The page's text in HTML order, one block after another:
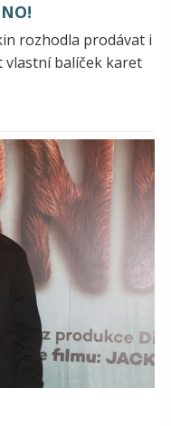
rozhodla prodávat i
vlastní balíček karet